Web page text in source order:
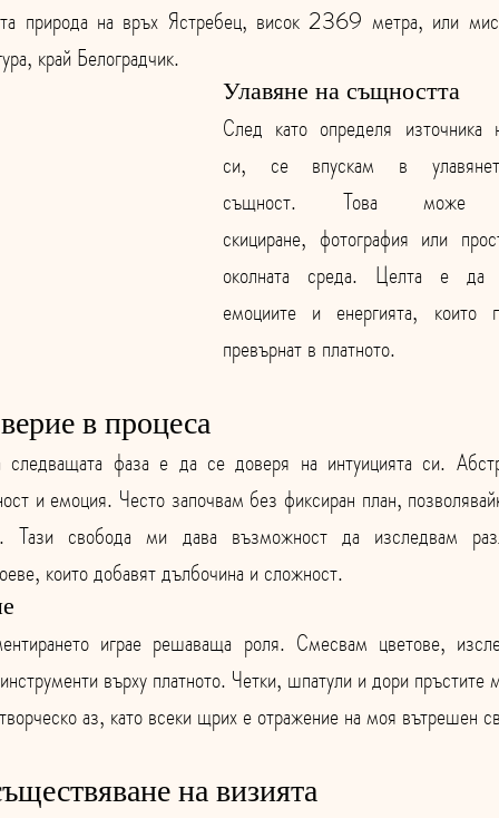
природа на връх Ястребец, висок 2369 метра, или
край Белоградчик.
Улавяне на същността
След като определя източника
си, се впускам в
същност. Това може
скициране, фотография или
околната среда. Целта е да
емоциите и енергията,
превърнат в платното.
в процеса
фаза е да се доверя на интуицията си.
и емоция. Често започвам без фиксиран план,
Тази свобода ми дава възможност да изследвам
които добавят дълбочина и сложност.
играе решаваща роля. Смесвам цветове,
върху платното. Четки, шпатули и дори
аз, като всеки щрих е отражение на моя вътрешен
на визията